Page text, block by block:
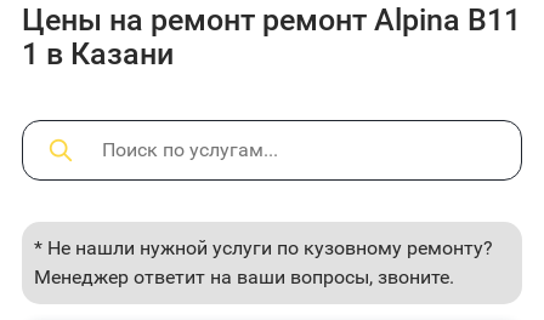
Цены на ремонт ремонт Alpina B11
1 в Казани
* Не нашли нужной услуги по кузовному ремонту?
Менеджер ответит на ваши вопросы, звоните.